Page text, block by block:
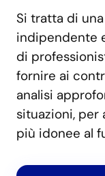
Si tratta di
indipendente
di
fornire ai
analisi
situazioni, per
più idonee al